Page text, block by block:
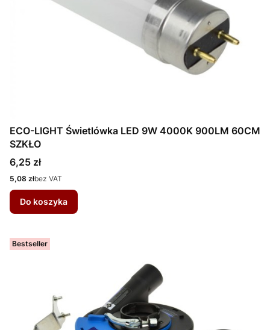
ECO-LIGHT Świetlówka LED 9W 4000K 900LM 60CM
SZKŁO
Cena
6,25 zł
Cena
5,08 złbez VAT
Do koszyka
Bestseller